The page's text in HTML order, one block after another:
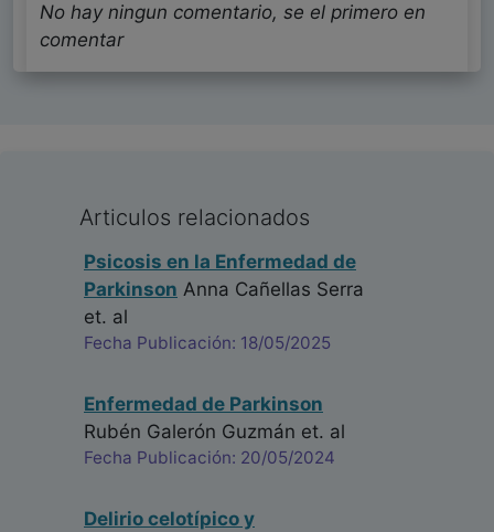
No hay ningun comentario, se el primero en
comentar
Articulos relacionados
Psicosis en la Enfermedad de
Parkinson Anna Cañellas Serra
et. al
Fecha Publicación: 18/05/2025
Enfermedad de Parkinson
Rubén Galerón Guzmán et. al
Fecha Publicación: 20/05/2024
Delirio celotípico y